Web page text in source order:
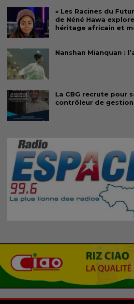
« Les Racines du
de Néné Hawa
héritage africain et
Nanshan Mianquan :
La CBG recrute pour
contrôleur de gestion